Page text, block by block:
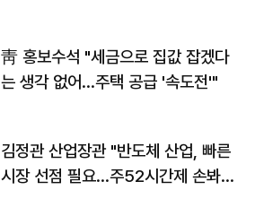
靑 홍보수석 "세금으로 집값 잡겠다
는 생각 없어…주택 공급 '속도전'"
김정관 산업장관 "반도체 산업, 빠른
시장 선점 필요…주52시간제 손봐